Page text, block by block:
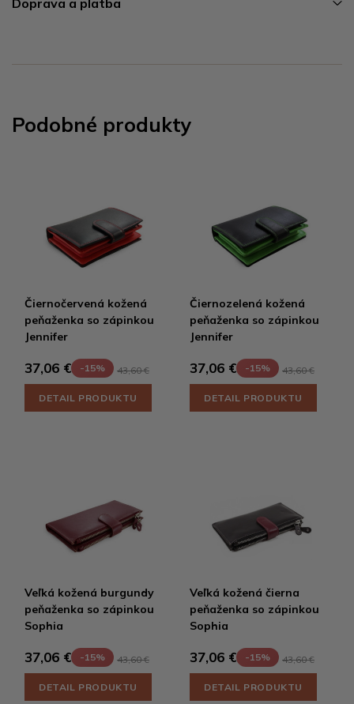
Podobné produkty
Čiernočervená kožená
peňaženka so zápinkou
Jennifer
37,06 € -15% 43,60 €
DETAIL PRODUKTU
Čiernozelená kožená
peňaženka so zápinkou
Jennifer
37,06 € -15% 43,60 €
DETAIL PRODUKTU
Veľká kožená burgundy
peňaženka so zápinkou
Sophia
37,06 € -15% 43,60 €
DETAIL PRODUKTU
Veľká kožená čierna
peňaženka so zápinkou
Sophia
37,06 € -15% 43,60 €
DETAIL PRODUKTU